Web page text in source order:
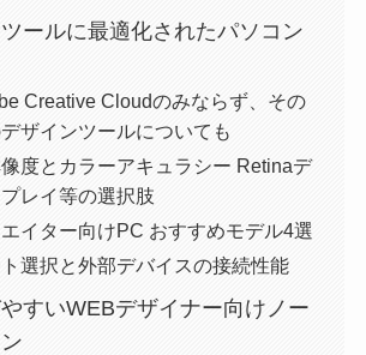
ールに最適化されたパソコン
Creative Cloudのみならず、その
ザインツールについても
度とカラーアキュラシー Retinaデ
レイ等の選択肢
イター向けPC おすすめモデル4選
選択と外部デバイスの接続性能
すいWEBデザイナー向けノー